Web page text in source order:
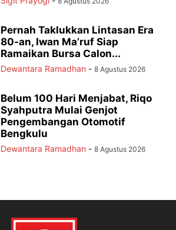
Pernah Taklukkan Lintasan Era
80-an, Iwan Ma’ruf Siap
Ramaikan Bursa Calon...
Dewantara Ramadhan - 8 Agustus 2026
Belum 100 Hari Menjabat, Riqo
Syahputra Mulai Genjot
Pengembangan Otomotif
Bengkulu
Dewantara Ramadhan - 8 Agustus 2026